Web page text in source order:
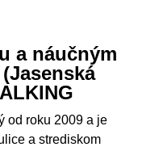
a náučným
od roku 2009 a je
a strediskom